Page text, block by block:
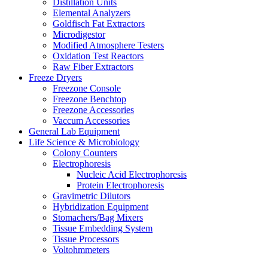
Elemental Analyzers
Goldfisch Fat Extractors
Microdigestor
Modified Atmosphere Testers
Oxidation Test Reactors
Raw Fiber Extractors
Freeze Dryers
Freezone Console
Freezone Benchtop
Freezone Accessories
Vaccum Accessories
General Lab Equipment
Life Science & Microbiology
Colony Counters
Electrophoresis
Nucleic Acid Electrophoresis
Protein Electrophoresis
Gravimetric Dilutors
Hybridization Equipment
Stomachers/Bag Mixers
Tissue Embedding System
Tissue Processors
Voltohmmeters